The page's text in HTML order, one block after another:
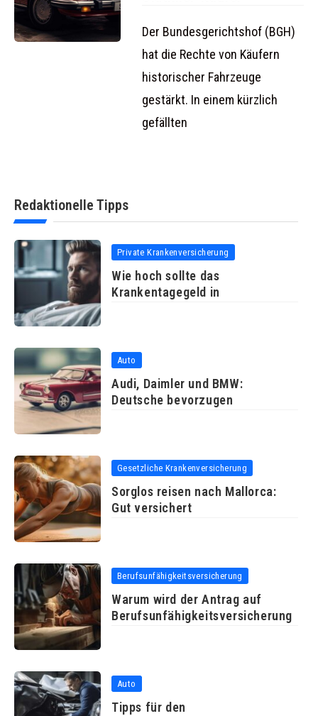
Der Bundesgerichtshof (BGH)
hat die Rechte von Käufern
historischer Fahrzeuge
gestärkt. In einem kürzlich
gefällten
Redaktionelle Tipps
Private Krankenversicherung
Wie hoch sollte das
Krankentagegeld in
Auto
Audi, Daimler und BMW:
Deutsche bevorzugen
Gesetzliche Krankenversicherung
Sorglos reisen nach Mallorca:
Gut versichert
Berufsunfähigkeitsversicherung
Warum wird der Antrag auf
Berufsunfähigkeitsversicherung
Auto
Tipps für den